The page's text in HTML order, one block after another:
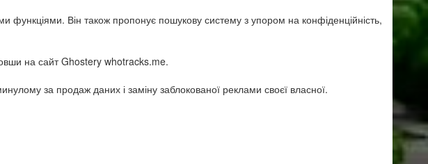
функціями. Він також пропонує пошукову систему з упором на конфіденційність,
на сайт Ghostery whotracks.me.
за продаж даних і заміну заблокованої реклами своєї власної.